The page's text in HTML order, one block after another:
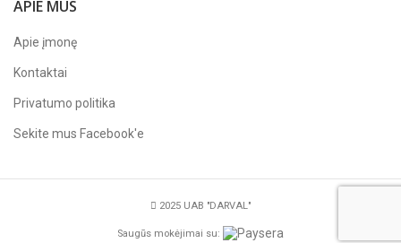
APIE MUS
Apie įmonę
Kontaktai
Privatumo politika
Sekite mus Facebook'e
2025 UAB "DARVAL"
Saugūs mokėjimai su: